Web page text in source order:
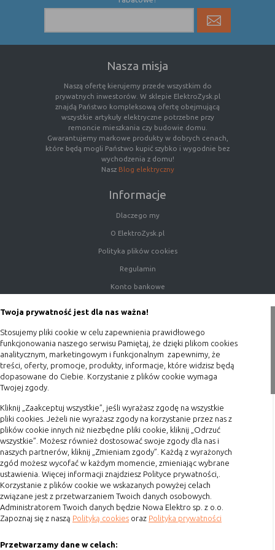
Twoja prywatność jest dla nas ważna!
Stosujemy pliki cookie w celu zapewnienia prawidłowego
funkcjonowania naszego serwisu Pamiętaj, że dzięki plikom cookies
analitycznym, marketingowym i funkcjonalnym zapewnimy, że
treści, oferty, promocje, produkty, informacje, które widzisz będą
dopasowane do Ciebie. Korzystanie z plików cookie wymaga
Twojej zgody.
Kliknij „Zaakceptuj wszystkie”, jeśli wyrażasz zgodę na wszystkie
pliki cookies. Jeżeli nie wyrażasz zgody na korzystanie przez nas z
plików cookie innych niż niezbędne pliki cookie, kliknij „Odrzuć
wszystkie”. Możesz również dostosować swoje zgody dla nas i
naszych partnerów, kliknij „Zmieniam zgody”. Każdą z wyrażonych
zgód możesz wycofać w każdym momencie, zmieniając wybrane
ustawienia. Więcej informacji znajdziesz Polityce prywatności,.
Korzystanie z plików cookie we wskazanych powyżej celach
związane jest z przetwarzaniem Twoich danych osobowych.
Administratorem Twoich danych będzie Nowa Elektro sp. z o.o.
Zapoznaj się z naszą Polityką cookies oraz Polityka prywatności
Przetwarzamy dane w celach:
Cookie
zewnętrzne
cookie umieszczone przez zewnętrzne
podmioty, których komponenty stron
witryny
cookie mogą być wywołane przez administratora
za pomocą skryptów, komponentów, które znajdują się na
serwerach partnera, umiejscowionych w innej lokalizacji –
innym kraju lub nawet zupełnie innym systemie prawnym.
W przypadku wywołania przez administratora witryny
komponentów serwisu pochodzących spoza systemu
administratora mogą obowiązywać inne standardowe
zasady polityki cookies niż polityka prywatności / cookies
D. Ze względu na cel jakiemu służą:
serwisu
umożliwiają ustawienia funkcji i usług
w serwisie
Bezpieczeństwo
i niezawodność
serwisu
umożliwiają weryfikację
autentyczności oraz optymalizację
wydajności serwisu
Uwierzytelnianie
umożliwiają informowanie gdy
użytkownik jest zalogowany, dzięki
Stan sesji
umożliwiają zapisywanie informacji o
tym, jak użytkownicy korzystają z
witryny. Mogą one dotyczyć najczęściej
odwiedzanych stron lub ewentualnych
komunikatów o błędach
wyświetlanych na niektórych stronach.
Pliki cookie służące do zapisywania
tzw. "stanu sesji" pomagają ulepszać
usługi i zwiększać komfort
Nasza misja
Naszą ofertę kierujemy przede wszystkim do
prywatnych inwestorów. W sklepie ElektroZysk.pl
znajdą Państwo kompleksową ofertę obejmującą
wszystkie artykuły elektryczne potrzebne przy
remoncie mieszkania czy budowie domu.
Gwarantujemy markowe produkty w dobrych cenach,
które będą mogli Państwo kupić szybko i wygodnie bez
wychodzenia z domu!
Nasz Blog elektryczny
Informacje
Dlaczego my
O ElektroZysk.pl
Polityka plików cookies
Regulamin
Konto bankowe
Blog
Zakupy
Terminy realizacji
Koszty przesyłki
Dostawa
Reklamacje
Zwrot towaru
Kontakt
Szybki kontakt